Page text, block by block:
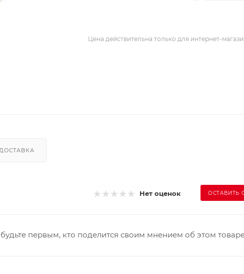
Цена действительна только для интернет-
Нет оценок ОСТАВИТЬ
первым, кто поделится своим мнением об этом